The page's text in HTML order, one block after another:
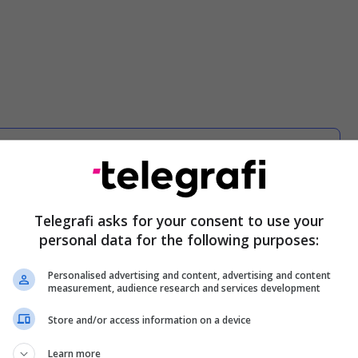
Suplementet e domosdoshme për
organizmin tuaj do t’ju ndihmojnë
edhe të humbni peshë
hani më shumë mjedra, manaferra, luleshtrydhe
Ato përmbajnë sasi të larta të lëndëve
240 gramë manaferra kanë afërsisht
240 gramë mjedra kanë 9.8 gramë fibra.
Telegrafi asks for your consent to use your
personal data for the following purposes:
Personalised advertising and content, advertising and content
measurement, audience research and services development
Store and/or access information on a device
Learn more